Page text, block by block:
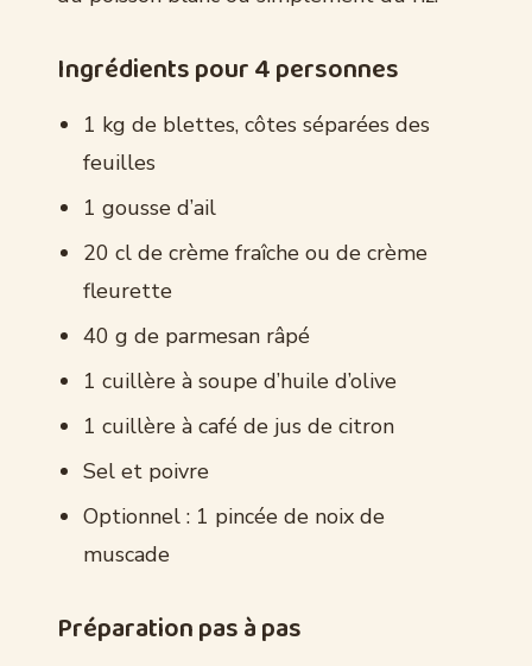
Ingrédients pour 4 personnes
1 kg de blettes, côtes séparées des
feuilles
1 gousse d’ail
20 cl de crème fraîche ou de crème
fleurette
40 g de parmesan râpé
1 cuillère à soupe d’huile d’olive
1 cuillère à café de jus de citron
Sel et poivre
Optionnel : 1 pincée de noix de
muscade
Préparation pas à pas